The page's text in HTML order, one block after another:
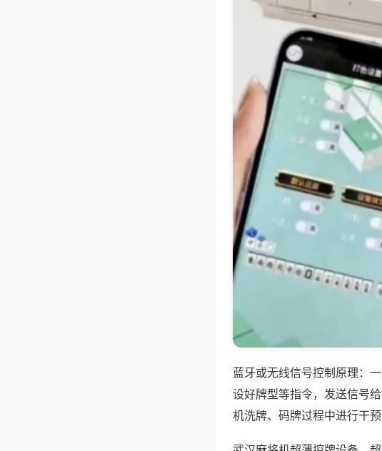
蓝牙或无线信号控制原理：
设好牌型等指令，发送信号
机洗牌、码牌过程中进行干预